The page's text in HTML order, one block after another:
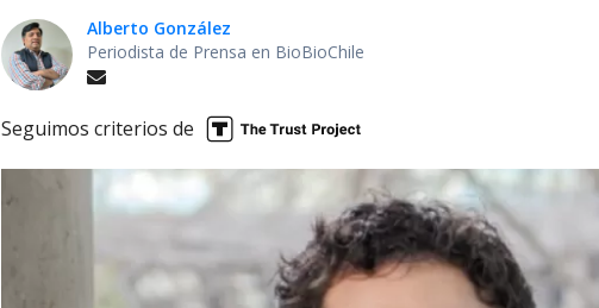
Alberto González
Periodista de Prensa en BioBioChile
Seguimos criterios de